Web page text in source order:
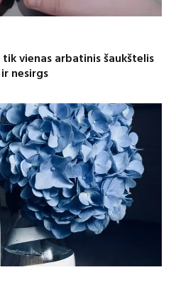
vienas arbatinis šaukštelis
nesirgs